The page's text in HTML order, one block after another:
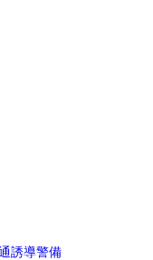
誘導警備